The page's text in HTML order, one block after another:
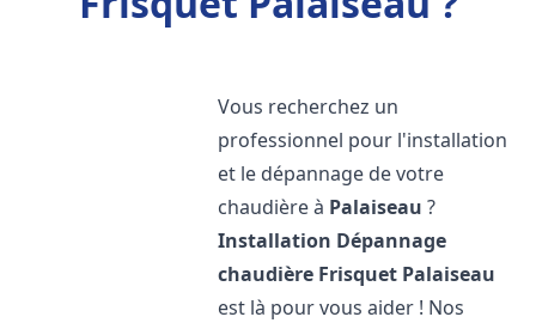
Vous recherchez un
professionnel pour l'installation
et le dépannage de votre
chaudière à Palaiseau ?
Installation Dépannage
chaudière Frisquet Palaiseau
est là pour vous aider ! Nos